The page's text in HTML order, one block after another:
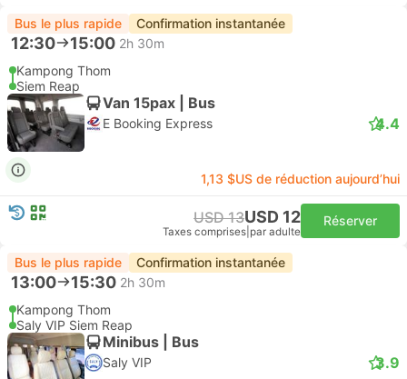
Bus le plus rapide Confirmation instantanée
12:30 15:00 2h 30m
Kampong Thom
Siem Reap
Van 15pax | Bus
E Booking Express 4.4
1,13 $US de réduction aujourd’hui
USD 13USD 12
Taxes comprises par adulte
Réserver
Bus le plus rapide Confirmation instantanée
13:00 15:30 2h 30m
Kampong Thom
Saly VIP Siem Reap
Minibus | Bus
Saly VIP 3.9